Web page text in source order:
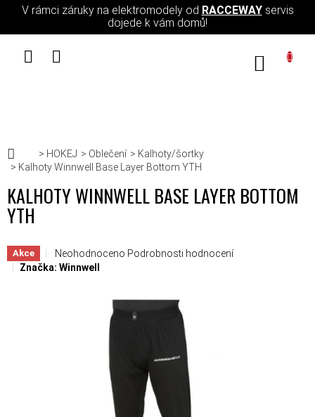
Přejít na obsah
V rámci záruky na elektromodely od RACCEWAYservis
dojede k vám domů!
Domů
HOKEJ Oblečení
Kalhoty/šortky
Kalhoty Winnwell Base Layer Bottom YTH
KALHOTY WINNWELL BASE LAYER BOTTOM
YTH
Akce Průměrné hodnocení produktu je 0,0 z 5 hvězdiček.
Neohodnoceno Podrobnosti hodnocení
Značka: Winnwell